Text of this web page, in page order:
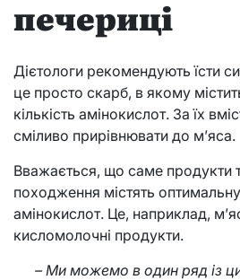
печериці
Дієтологи рекомендують їсти
це просто скарб, в якому
кількість амінокислот. За їх
сміливо прирівнювати до м’яса.
Вважається, що саме продукти
походження містять оптимальну
амінокислот. Це, наприклад,
кисломолочні продукти.
– Ми можемо в один ряд із